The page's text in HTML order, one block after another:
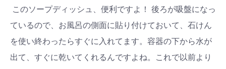
このソープディッシュ、便利ですよ！ 後ろが吸盤になっ
ているので、お風呂の側面に貼り付けておいて、石けん
を使い終わったらすぐに入れてます。容器の下から水が
出て、すぐに乾いてくれるんですよね。これで以前より